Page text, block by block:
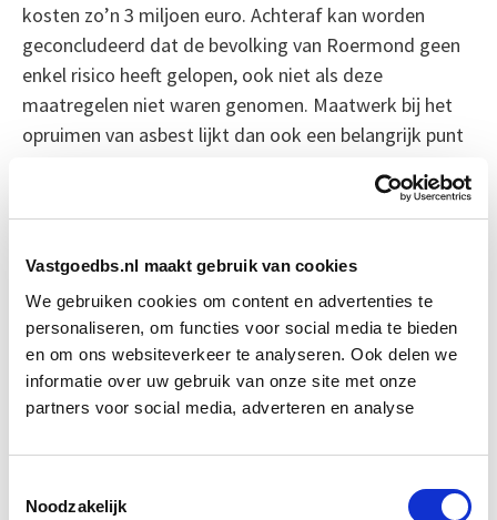
Vastgoedbs.nl maakt gebruik van cookies
We gebruiken cookies om content en advertenties te
personaliseren, om functies voor social media te bieden
en om ons websiteverkeer te analyseren. Ook delen we
informatie over uw gebruik van onze site met onze
partners voor social media, adverteren en analyse
Noodzakelijk
kosten zo’n 3 miljoen euro. Achteraf kan worden
geconcludeerd dat de bevolking van Roermond geen
enkel risico heeft gelopen, ook niet als deze
maatregelen niet waren genomen. Maatwerk bij het
opruimen van asbest lijkt dan ook een belangrijk punt
Bron: De Volkskrant
Boeiend verhaal? Duik dan eens
in deze opleidingen:
Risicomanagement Start do 15 apr
Vastgoedmanagement Start wo 16 sep